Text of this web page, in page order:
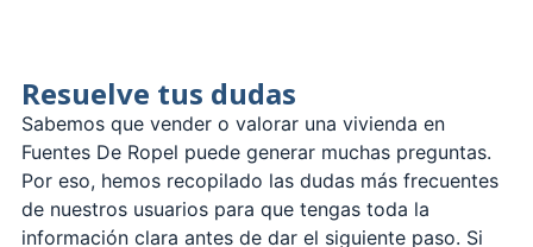
Resuelve tus dudas
Sabemos que vender o valorar una vivienda en
Fuentes De Ropel puede generar muchas preguntas.
Por eso, hemos recopilado las dudas más frecuentes
de nuestros usuarios para que tengas toda la
información clara antes de dar el siguiente paso. Si